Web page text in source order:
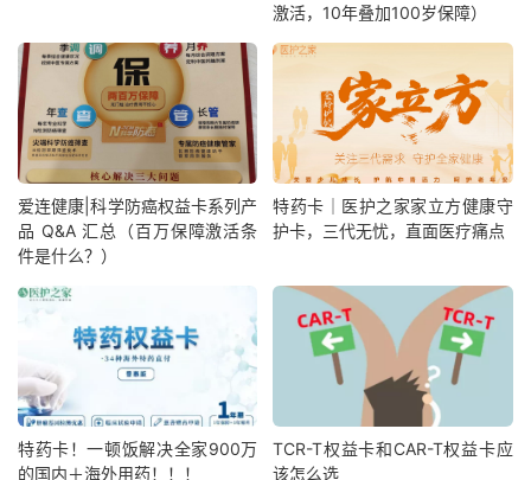
激活，10年叠加100岁保障）
爱连健康|科学防癌权益卡系列产
品 Q&A 汇总（百万保障激活条
件是什么？）
特药卡｜医护之家家立方健康守
护卡，三代无忧，直面医疗痛点
特药卡！一顿饭解决全家900万
的国内＋海外用药！！！
TCR-T权益卡和CAR-T权益卡应
该怎么选